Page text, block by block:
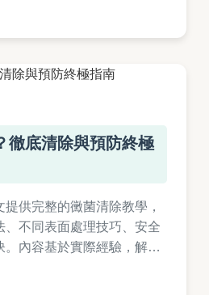
徹底清除與預防終極
供完整的黴菌清除教學，
、不同表面處理技巧、安全
。內容基於實際經驗，解決